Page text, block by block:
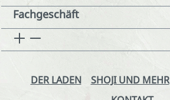
Fachgeschäft
DER LADEN SHOJI UND MEHR